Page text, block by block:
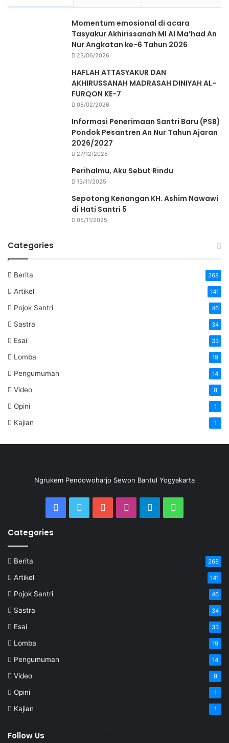
Momentum emosional di acara
Tasyakur Akhirissanah MI Al Ma’had An
Nur Angkatan ke-6 Tahun 2026
23/06/2026
HAFLAH ATTASYAKUR DAN
AKHIRUSSANAH MADRASAH DINIYAH AL-
FURQON KE-7
05/02/2026
Informasi Penerimaan Santri Baru (PSB)
Pondok Pesantren An Nur Tahun Ajaran
2026/2027
27/12/2025
Perihalmu, Aku Sebut Rindu
13/11/2025
Sepotong Kenangan KH. Ashim Nawawi
di Hati Santri 5
05/11/2025
Categories
Berita 268
Artikel 141
Pojok Santri 46
Sastra 34
Esai 33
Lomba 19
Pengumuman 14
Video 8
Opini 1
Kajian 1
Ngrukem Pendowoharjo Sewon Bantul Yogyakarta
Categories
Berita 268
Artikel 141
Pojok Santri 46
Sastra 34
Esai 33
Lomba 19
Pengumuman 14
Video 8
Opini 1
Kajian 1
Follow Us